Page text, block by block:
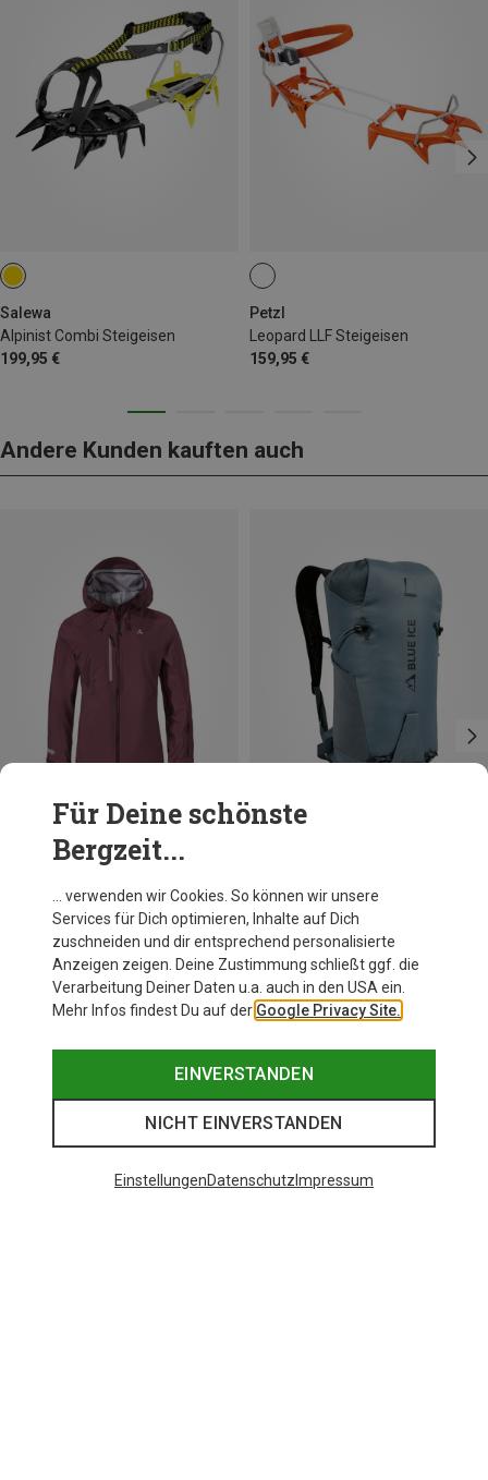
Salewa
Alpinist Combi Steigeisen
199,95 €
Petzl
Leopard LLF Steigeisen
159,95 €
Andere Kunden kauften auch
Du sparst bis 58%
Für Deine schönste
Bergzeit...
… verwenden wir Cookies. So können wir unsere
Services für Dich optimieren, Inhalte auf Dich
zuschneiden und dir entsprechend personalisierte
Anzeigen zeigen. Deine Zustimmung schließt ggf. die
Verarbeitung Deiner Daten u.a. auch in den USA ein.
Mehr Infos findest Du auf der Google Privacy Site.
EINVERSTANDEN
NICHT EINVERSTANDEN
EinstellungenDatenschutz Impressum